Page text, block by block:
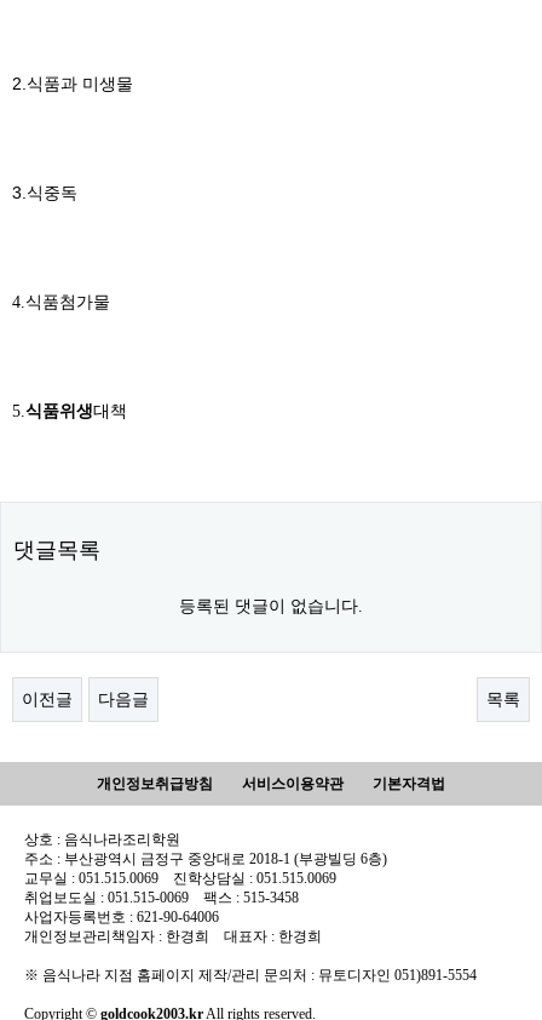
2.식품과 미생물
3.식중독
4.식품첨가물
5.식품위생대책
댓글목록
등록된 댓글이 없습니다.
이전글 다음글 목록
개인정보취급방침 서비스이용약관 기본자격법
상호 : 음식나라조리학원
주소 : 부산광역시 금정구 중앙대로 2018-1 (부광빌딩 6층)
교무실 : 051.515.0069 진학상담실 : 051.515.0069
취업보도실 : 051.515-0069 팩스 : 515-3458
사업자등록번호 : 621-90-64006
개인정보관리책임자 : 한경희 대표자 : 한경희
※ 음식나라 지점 홈페이지 제작/관리 문의처 : 뮤토디자인 051)891-5554
Copyright © goldcook2003.krAll rights reserved.